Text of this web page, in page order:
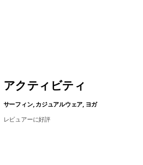
アクティビティ
サーフィン, カジュアルウェア, ヨガ
レビュアーに好評